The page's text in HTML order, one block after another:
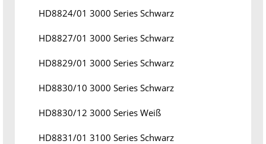
HD8824/01 3000 Series Schwarz
HD8827/01 3000 Series Schwarz
HD8829/01 3000 Series Schwarz
HD8830/10 3000 Series Schwarz
HD8830/12 3000 Series Weiß
HD8831/01 3100 Series Schwarz